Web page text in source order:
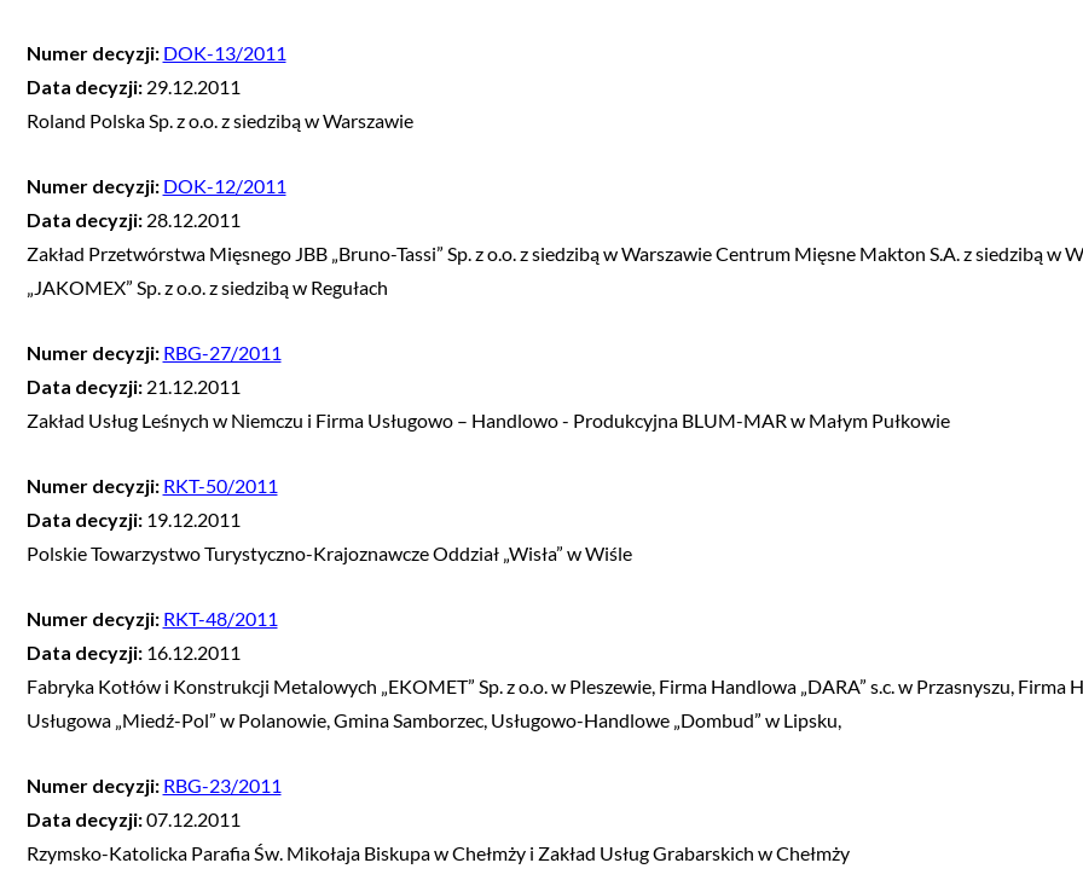
Numer decyzji: DOK-13/2011
Data decyzji: 29.12.2011
Roland Polska Sp. z o.o. z siedzibą w Warszawie
Numer decyzji: DOK-12/2011
Data decyzji: 28.12.2011
Zakład Przetwórstwa Mięsnego JBB „Bruno-Tassi” Sp. z o.o. z siedzibą w Warszawie Centrum Mięsne Makton S.A. z siedzibą w
„JAKOMEX” Sp. z o.o. z siedzibą w Regułach
Numer decyzji: RBG-27/2011
Data decyzji: 21.12.2011
Zakład Usług Leśnych w Niemczu i Firma Usługowo – Handlowo - Produkcyjna BLUM-MAR w Małym Pułkowie
Numer decyzji: RKT-50/2011
Data decyzji: 19.12.2011
Polskie Towarzystwo Turystyczno-Krajoznawcze Oddział „Wisła” w Wiśle
Numer decyzji: RKT-48/2011
Data decyzji: 16.12.2011
Fabryka Kotłów i Konstrukcji Metalowych „EKOMET” Sp. z o.o. w Pleszewie, Firma Handlowa „DARA” s.c. w Przasnyszu, Firma
Usługowa „Miedź-Pol” w Polanowie, Gmina Samborzec, Usługowo-Handlowe „Dombud” w Lipsku,
Numer decyzji: RBG-23/2011
Data decyzji:07.12.2011
Rzymsko-Katolicka Parafia Św. Mikołaja Biskupa w Chełmży i Zakład Usług Grabarskich w Chełmży